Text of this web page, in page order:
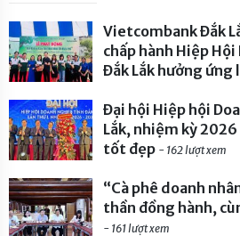
Vietcombank Đắk
chấp hành Hiệp
Đắk Lắk hưởng
2026- 227 lượt xem
Đại hội Hiệp hội
Lắk, nhiệm kỳ
tốt đẹp - 162 lượt xem
“Cà phê doanh
thần đồng hành,
- 161 lượt xem